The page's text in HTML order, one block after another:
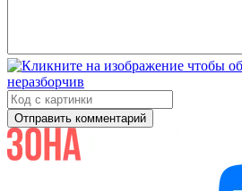
Отправить комментарий